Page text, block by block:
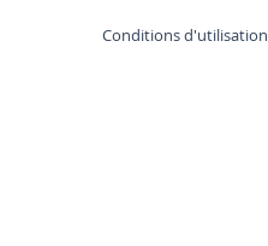
Conditions d'utilisation